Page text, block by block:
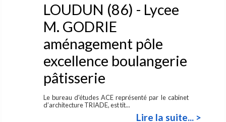
LOUDUN (86) - Lycee
M. GODRIE
aménagement pôle
excellence boulangerie
pâtisserie
Le bureau d'études ACE représenté par le cabinet
d’architecture TRIADE, est tit...
Lire la suite... >